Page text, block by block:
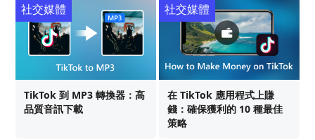
TikTok 到 MP3 轉換器：高
品質音訊下載
社交媒體
在 TikTok 應用程式上賺
錢：確保獲利的 10 種最佳
策略
社交媒體